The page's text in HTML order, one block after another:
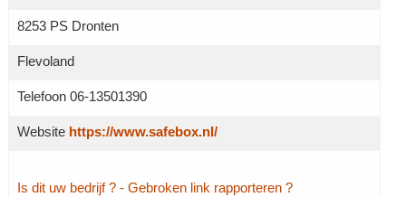
8253 PS Dronten
Flevoland
Telefoon 06-13501390
Website https://www.safebox.nl/
Is dit uw bedrijf ? - Gebroken link rapporteren ?